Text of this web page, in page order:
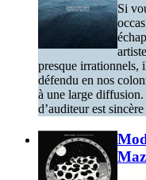
Si
presque irrationnels,
défendu en nos
à une large diffusion.
d’auditeur est